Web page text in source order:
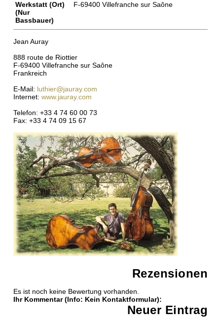
Werkstatt (Ort)
(Nur
Bassbauer)
F-69400 Villefranche sur Saône
Jean Auray
888 route de Riottier
F-69400 Villefranche sur Saône
Frankreich
E-Mail: luthier@jauray.com
Internet: www.jauray.com
Telefon: +33 4 74 60 00 73
Fax: +33 4 74 09 15 67
Rezensionen
Es ist noch keine Bewertung vorhanden.
Ihr Kommentar(Info: Kein Kontaktformular):
Neuer Eintrag